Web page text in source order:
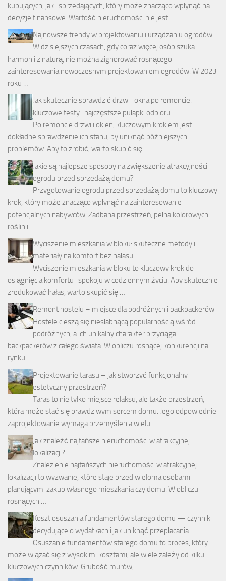
kupujących, jak i sprzedających, który może znacząco wpłynąć na
decyzje finansowe. Wartość nieruchomości nie jest …
Najnowsze trendy w projektowaniu i urządzaniu ogrodów
W dzisiejszych czasach, gdy coraz więcej osób szuka
harmonii z naturą, nie można zignorować rosnącego
zainteresowania nowoczesnym projektowaniem ogrodów. W 2023
roku …
Jak skutecznie sprawdzić drzwi i okna po remoncie:
kluczowe testy i najczęstsze pułapki odbioru
Po remoncie drzwi i okien, kluczowym krokiem jest
dokładne sprawdzenie ich stanu, by uniknąć późniejszych
problemów. Aby to zrobić, warto skupić się …
Jakie są najlepsze sposoby na zwiększenie atrakcyjności
ogrodu przed sprzedażą domu?
Przygotowanie ogrodu przed sprzedażą domu to kluczowy
krok, który może znacząco wpłynąć na zainteresowanie
potencjalnych nabywców. Zadbana przestrzeń, pełna kolorowych
roślin i …
Wyciszenie mieszkania w bloku: skuteczne metody i
materiały na komfort bez hałasu
Wyciszenie mieszkania w bloku to kluczowy krok do
osiągnięcia komfortu i spokoju w codziennym życiu. Aby skutecznie
zredukować hałas, warto skupić się …
Remont hostelu – miejsce dla podróżnych i backpackerów
Hostele cieszą się niesłabnącą popularnością wśród
podróżnych, a ich unikalny charakter przyciąga
backpackerów z całego świata. W obliczu rosnącej konkurencji na
rynku …
Projektowanie tarasu – jak stworzyć funkcjonalny i
estetyczny przestrzeń?
Taras to nie tylko miejsce relaksu, ale także przestrzeń,
która może stać się prawdziwym sercem domu. Jego odpowiednie
zaprojektowanie wymaga przemyślenia wielu …
Jak znaleźć najtańsze nieruchomości w atrakcyjnej
lokalizacji?
Znalezienie najtańszych nieruchomości w atrakcyjnej
lokalizacji to wyzwanie, które staje przed wieloma osobami
planującymi zakup własnego mieszkania czy domu. W obliczu
rosnących …
Koszt osuszania fundamentów starego domu — czynniki
decydujące o wydatkach i jak uniknąć przepłacania
Osuszanie fundamentów starego domu to proces, który
może wiązać się z wysokimi kosztami, ale wiele zależy od kilku
kluczowych czynników. Grubość murów, …